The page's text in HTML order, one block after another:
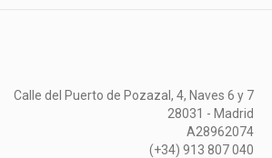
Calle del Puerto de Pozazal, 4, Naves 6 y 7
28031 - Madrid
A28962074
(+34) 913 807 040